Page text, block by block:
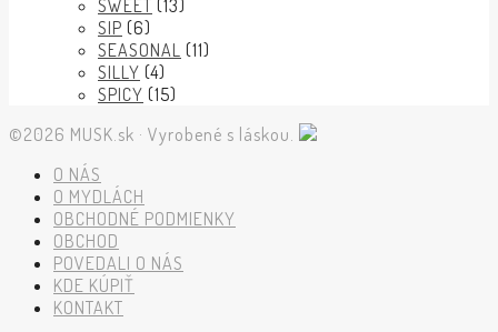
SWEET (13)
SIP (6)
SEASONAL (11)
SILLY (4)
SPICY (15)
©2026 MUSK.sk · Vyrobené s láskou.
O NÁS
O MYDLÁCH
OBCHODNÉ PODMIENKY
OBCHOD
POVEDALI O NÁS
KDE KÚPIŤ
KONTAKT